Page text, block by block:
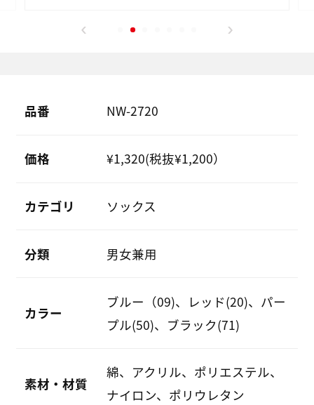
品番 NW-2720
価格 ¥1,320(税抜¥1,200）
カテゴリ ソックス
分類 男女兼用
カラー
ブルー（09)、レッド(20)、パー
プル(50)、ブラック(71)
素材・材質
綿、アクリル、ポリエステル、
ナイロン、ポリウレタン